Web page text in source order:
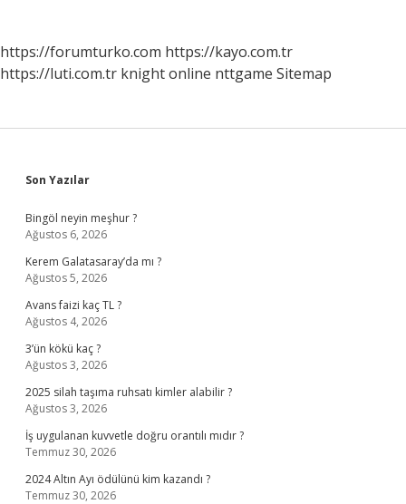
https://forumturko.com https://kayo.com.tr
https://luti.com.tr knight online nttgame Sitemap
Sidebar
Son Yazılar
Bingöl neyin meşhur ?
Ağustos 6, 2026
Kerem Galatasaray’da mı ?
Ağustos 5, 2026
Avans faizi kaç TL ?
Ağustos 4, 2026
3’ün kökü kaç ?
Ağustos 3, 2026
2025 silah taşıma ruhsatı kimler alabilir ?
Ağustos 3, 2026
İş uygulanan kuvvetle doğru orantılı mıdır ?
Temmuz 30, 2026
2024 Altın Ayı ödülünü kim kazandı ?
Temmuz 30, 2026